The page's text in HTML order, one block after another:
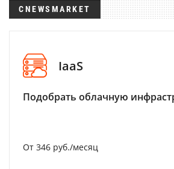
CNEWSMARKET
IaaS
Подобрать облачную
От 346 руб./месяц